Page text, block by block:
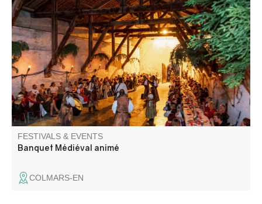
Le grand festin se tiendra dans un espace tenu secret. A
l'occasion des 30 ans de la fête médiévale venez festoyer,
sortez vos plus beaux atours, chaussez vos poulaines et
retrouvez nous pour une soirée animée autour d'un bon
repas arrosé de vin clairet.
FESTIVALS & EVENTS
Banquet Médiéval animé
COLMARS-EN